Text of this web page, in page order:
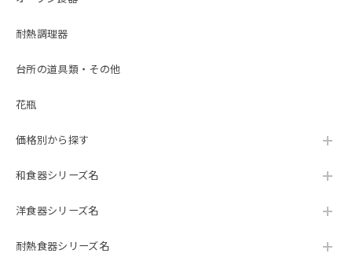
耐熱調理器
台所の道具類・その他
花瓶
価格別から探す
和食器シリーズ名
洋食器シリーズ名
耐熱食器シリーズ名